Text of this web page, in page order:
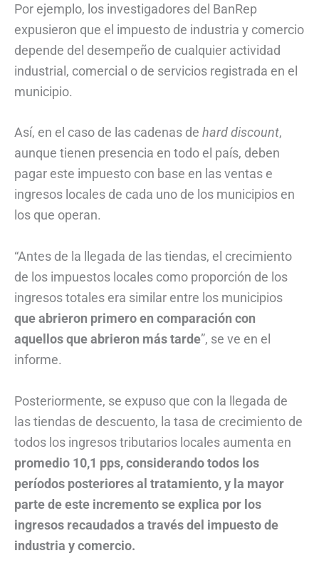
Por ejemplo, los investigadores del BanRep
expusieron que el impuesto de industria y comercio
depende del desempeño de cualquier actividad
industrial, comercial o de servicios registrada en el
municipio.
Así, en el caso de las cadenas de hard discount,
aunque tienen presencia en todo el país, deben
pagar este impuesto con base en las ventas e
ingresos locales de cada uno de los municipios en
los que operan.
“Antes de la llegada de las tiendas, el crecimiento
de los impuestos locales como proporción de los
ingresos totales era similar entre los municipios
que abrieron primero en comparación con
aquellos que abrieron más tarde”, se ve en el
informe.
Posteriormente, se expuso que con la llegada de
las tiendas de descuento, la tasa de crecimiento de
todos los ingresos tributarios locales aumenta en
promedio 10,1 pps, considerando todos los
períodos posteriores al tratamiento, y la mayor
parte de este incremento se explica por los
ingresos recaudados a través del impuesto de
industria y comercio.